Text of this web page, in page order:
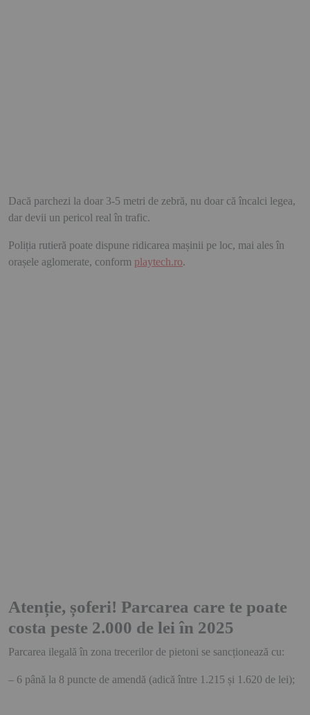
Dacă parchezi la doar 3-5 metri de zebră, nu doar că încalci legea,
dar devii un pericol real în trafic.
Poliția rutieră poate dispune ridicarea mașinii pe loc, mai ales în
orașele aglomerate, conform playtech.ro.
Atenție, șoferi! Parcarea care te poate
costa peste 2.000 de lei în 2025
Parcarea ilegală în zona trecerilor de pietoni se sancționează cu:
– 6 până la 8 puncte de amendă (adică între 1.215 și 1.620 de lei);